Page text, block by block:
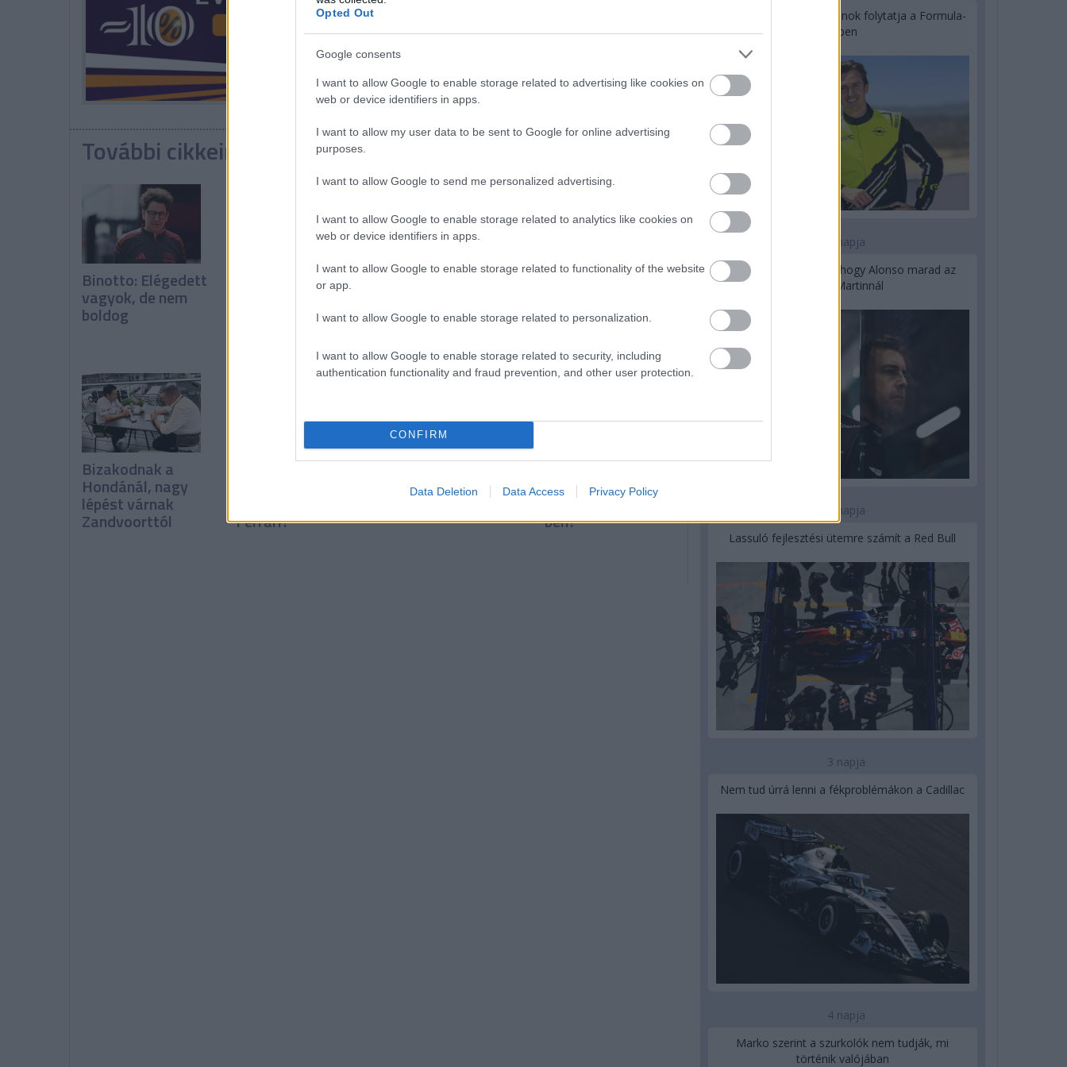
Opted Out
Google consents
I want to allow Google to enable storage related to advertising like cookies on
web or device identifiers in apps.
I want to allow my user data to be sent to Google for online advertising
purposes.
I want to allow Google to send me personalized advertising.
I want to allow Google to enable storage related to analytics like cookies on
web or device identifiers in apps.
I want to allow Google to enable storage related to functionality of the website
or app.
I want to allow Google to enable storage related to personalization.
I want to allow Google to enable storage related to security, including
authentication functionality and fraud prevention, and other user protection.
CONFIRM
Data Deletion Data Access Privacy Policy
További cikkeink a témában
Binotto: Elégedett
vagyok, de nem
boldog
A pilóták kérték,
de a csapatok
leszavazták a
Verstappen:
támogatás nélkül
nehéz
„Nem felejtettem
Russell magára
koncentrál
Bizakodnak a
Hondánál, nagy
lépést várnak
Zandvoorttól
Miért tud
Ferrari?
Red Bull: Óriási a
javulás az év
elejéhez képest
Miért az
algoritmusok
dolgoznak az F1-
ben?
Újabb korábbi F2-es bajnok folytatja a Formula-
E-ben
2 napja
Newey biztos benne, hogy Alonso marad az
Aston Martinnál
3 napja
Lassuló fejlesztési ütemre számít a Red Bull
3 napja
Nem tud úrrá lenni a fékproblémákon a Cadillac
4 napja
Marko szerint a szurkolók nem tudják, mi
történik valójában